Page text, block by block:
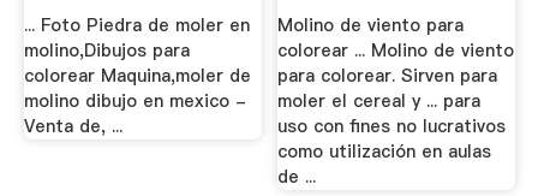
... Foto Piedra de moler en
molino,Dibujos para
colorear Maquina,moler de
molino dibujo en mexico -
Venta de, ...
Molino de viento para
colorear ... Molino de viento
para colorear. Sirven para
moler el cereal y ... para
uso con fines no lucrativos
como utilización en aulas
de ...